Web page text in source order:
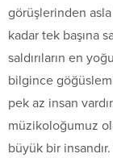
görüşlerinden
kadar tek başına
saldırıların en
bilgince
pek az insan
müzikoloğumuz
büyük bir